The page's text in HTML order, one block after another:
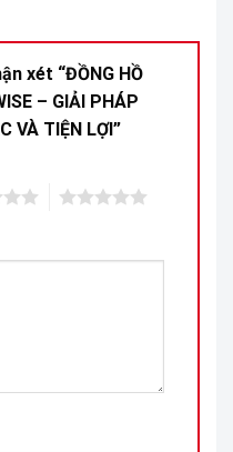
xét “ĐỒNG HỒ
– GIẢI PHÁP
VÀ TIỆN LỢI”